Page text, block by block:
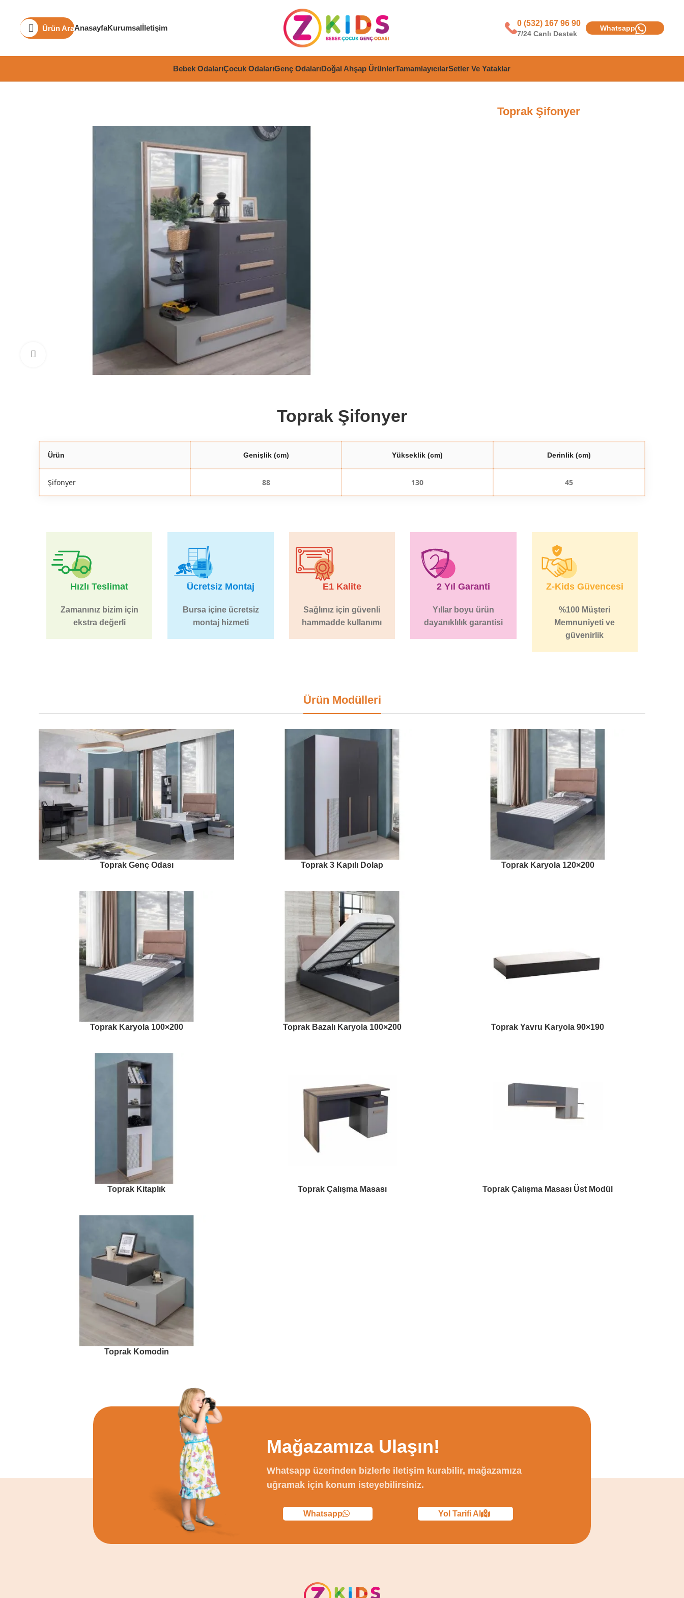
Ürün AraAnasayfaKurumsalİletişim
0 (532) 167 96 90
7/24 Canlı Destek
Whatsapp
Bebek OdalarıÇocuk OdalarıGenç OdalarıDoğal Ahşap ÜrünlerTamamlayıcılarSetler Ve Yataklar
Toprak Şifonyer
Click to enlarge
Toprak Şifonyer
Ürün Genişlik (cm) Yükseklik (cm) Derinlik (cm)
Şifonyer 88 130 45
Hızlı Teslimat
Zamanınız bizim için
ekstra değerli
Ücretsiz Montaj
Bursa içine ücretsiz
montaj hizmeti
E1 Kalite
Sağlınız için güvenli
hammadde kullanımı
2 Yıl Garanti
Yıllar boyu ürün
dayanıklılık garantisi
Z-Kids Güvencesi
%100 Müşteri
Memnuniyeti ve
güvenirlik
Ürün Modülleri
Toprak Genç Odası Toprak 3 Kapılı Dolap Toprak Karyola 120×200
Toprak Karyola 100×200 Toprak Bazalı Karyola 100×200 Toprak Yavru Karyola 90×190
Toprak Kitaplık Toprak Çalışma Masası Toprak Çalışma Masası Üst Modül
Toprak Komodin
Mağazamıza Ulaşın!
Whatsapp üzerinden bizlerle iletişim kurabilir, mağazamıza
uğramak için konum isteyebilirsiniz.
Whatsapp Yol Tarifi Al